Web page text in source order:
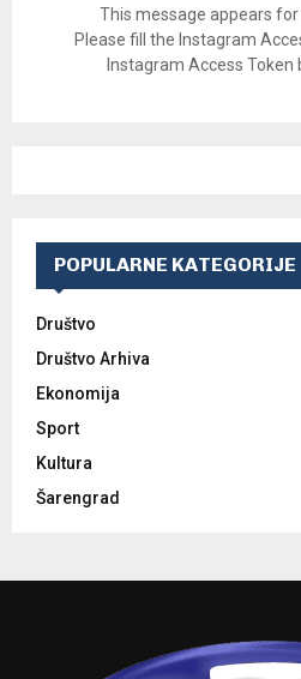
This message appears for
Please fill the Instagram
Instagram Access Token
POPULARNE KATEGORIJE
Društvo
Društvo Arhiva
Ekonomija
Sport
Kultura
Šarengrad